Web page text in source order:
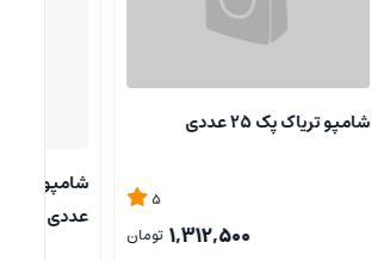
شامپو تریاک پک 25 عددی
5
1,312,500 تومان
عددی